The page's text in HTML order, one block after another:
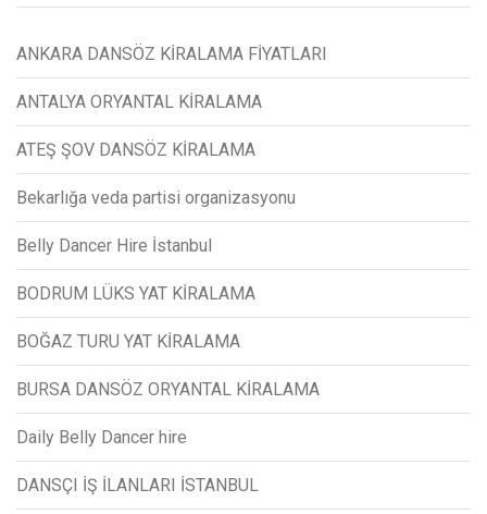
ANKARA DANSÖZ KİRALAMA FİYATLARI
ANTALYA ORYANTAL KİRALAMA
ATEŞ ŞOV DANSÖZ KİRALAMA
Bekarlığa veda partisi organizasyonu
Belly Dancer Hire İstanbul
BODRUM LÜKS YAT KİRALAMA
BOĞAZ TURU YAT KİRALAMA
BURSA DANSÖZ ORYANTAL KİRALAMA
Daily Belly Dancer hire
DANSÇI İŞ İLANLARI İSTANBUL